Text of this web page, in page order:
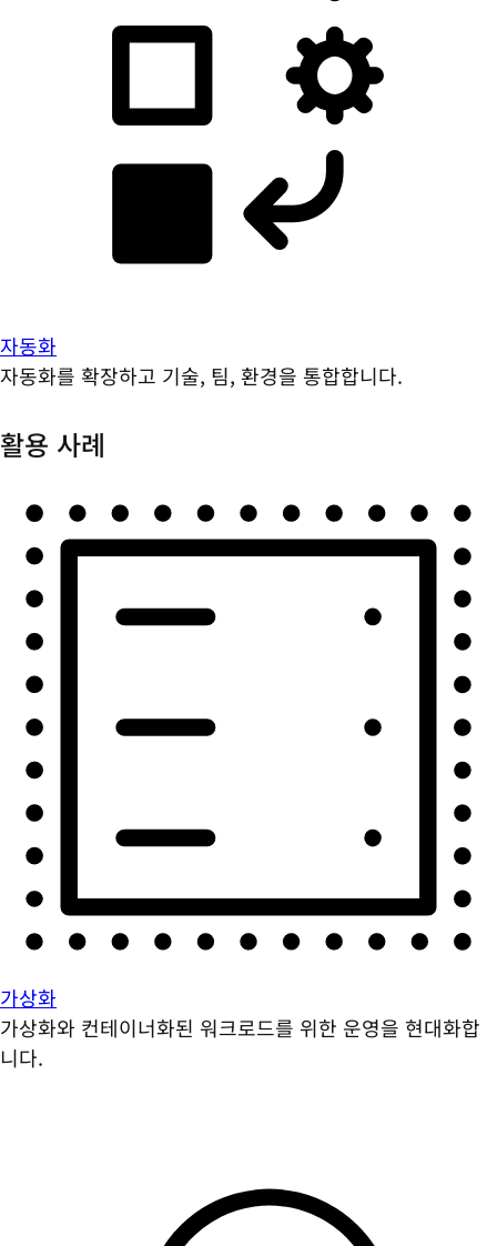
자동화
자동화를 확장하고 기술, 팀, 환경을 통합합니다.
활용 사례
가상화
가상화와 컨테이너화된 워크로드를 위한 운영을 현대화합
니다.